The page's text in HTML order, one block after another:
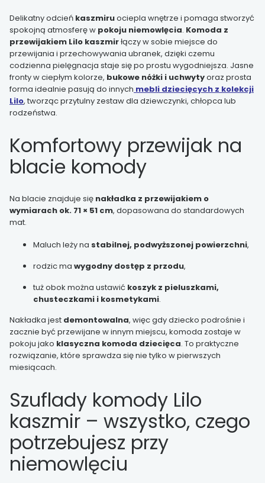
Delikatny odcień kaszmiruociepla wnętrze i pomaga stworzyć
spokojną atmosferę w pokoju niemowlęcia. Komoda z
przewijakiem Lilo kaszmirłączy w sobie miejsce do
przewijania i przechowywania ubranek, dzięki czemu
codzienna pielęgnacja staje się po prostu wygodniejsza. Jasne
fronty w ciepłym kolorze, bukowe nóżki i uchwytyoraz prosta
forma idealnie pasują do innych mebli dziecięcych z kolekcji
Lilo, tworząc przytulny zestaw dla dziewczynki, chłopca lub
rodzeństwa.
Komfortowy przewijak na
blacie komody
Na blacie znajduje się nakładka z przewijakiem o
wymiarach ok. 71 × 51 cm, dopasowana do standardowych
mat.
Maluch leży na stabilnej, podwyższonej powierzchni,
rodzic ma wygodny dostęp z przodu,
tuż obok można ustawić koszyk z pieluszkami,
chusteczkami i kosmetykami.
Nakładka jest demontowalna, więc gdy dziecko podrośnie i
zacznie być przewijane w innym miejscu, komoda zostaje w
pokoju jako klasyczna komoda dziecięca. To praktyczne
rozwiązanie, które sprawdza się nie tylko w pierwszych
miesiącach.
Szuflady komody Lilo
kaszmir – wszystko, czego
potrzebujesz przy
niemowlęciu